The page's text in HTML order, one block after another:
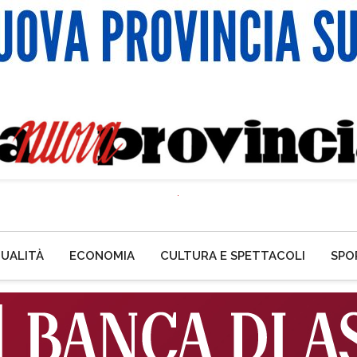
ECONOMIA CULTURA E SPETTACOLI